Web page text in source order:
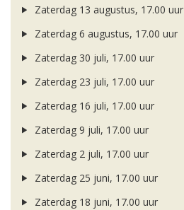
Zaterdag 13 augustus, 17.00 uur
Zaterdag 6 augustus, 17.00 uur
Zaterdag 30 juli, 17.00 uur
Zaterdag 23 juli, 17.00 uur
Zaterdag 16 juli, 17.00 uur
Zaterdag 9 juli, 17.00 uur
Zaterdag 2 juli, 17.00 uur
Zaterdag 25 juni, 17.00 uur
Zaterdag 18 juni, 17.00 uur